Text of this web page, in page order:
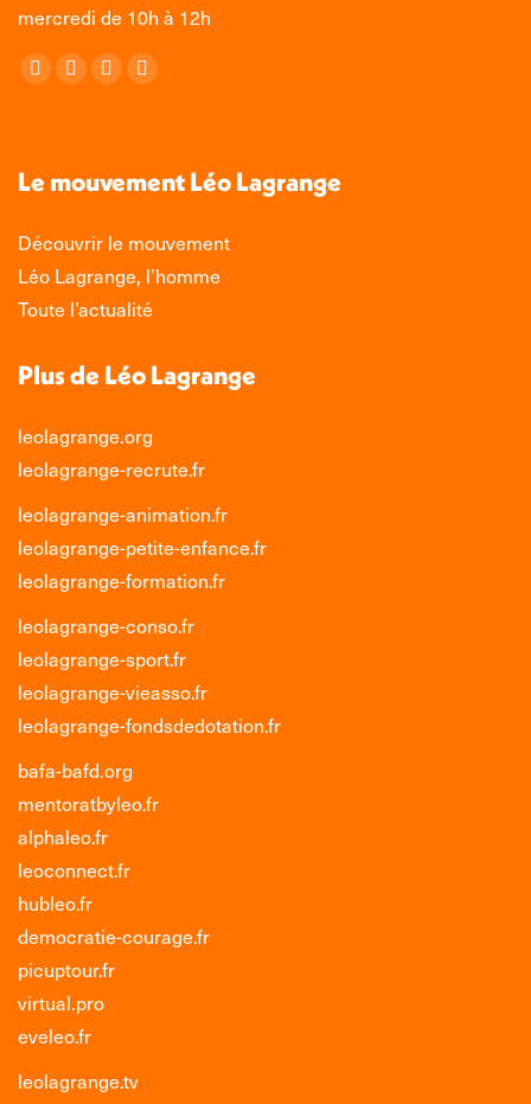
mercredi de 10h à 12h
Retrouvez-nous sur :
La
s'ouvre
une
nouvelle
fenêtre
La
s'ouvre
une
fenêtre
La
s'ouvre
une
nouvelle
fenêtre
La
s'ouvre
une
nouvelle
fenêtre
Le mouvement Léo Lagrange
Découvrir le mouvement
Léo Lagrange, l’homme
Toute l’actualité
Plus de Léo Lagrange
leolagrange.org
leolagrange-recrute.fr
leolagrange-animation.fr
leolagrange-petite-enfance.fr
leolagrange-formation.fr
leolagrange-conso.fr
leolagrange-sport.fr
leolagrange-vieasso.fr
leolagrange-fondsdedotation.fr
bafa-bafd.org
mentoratbyleo.fr
alphaleo.fr
leoconnect.fr
hubleo.fr
democratie-courage.fr
picuptour.fr
virtual.pro
eveleo.fr
leolagrange.tv